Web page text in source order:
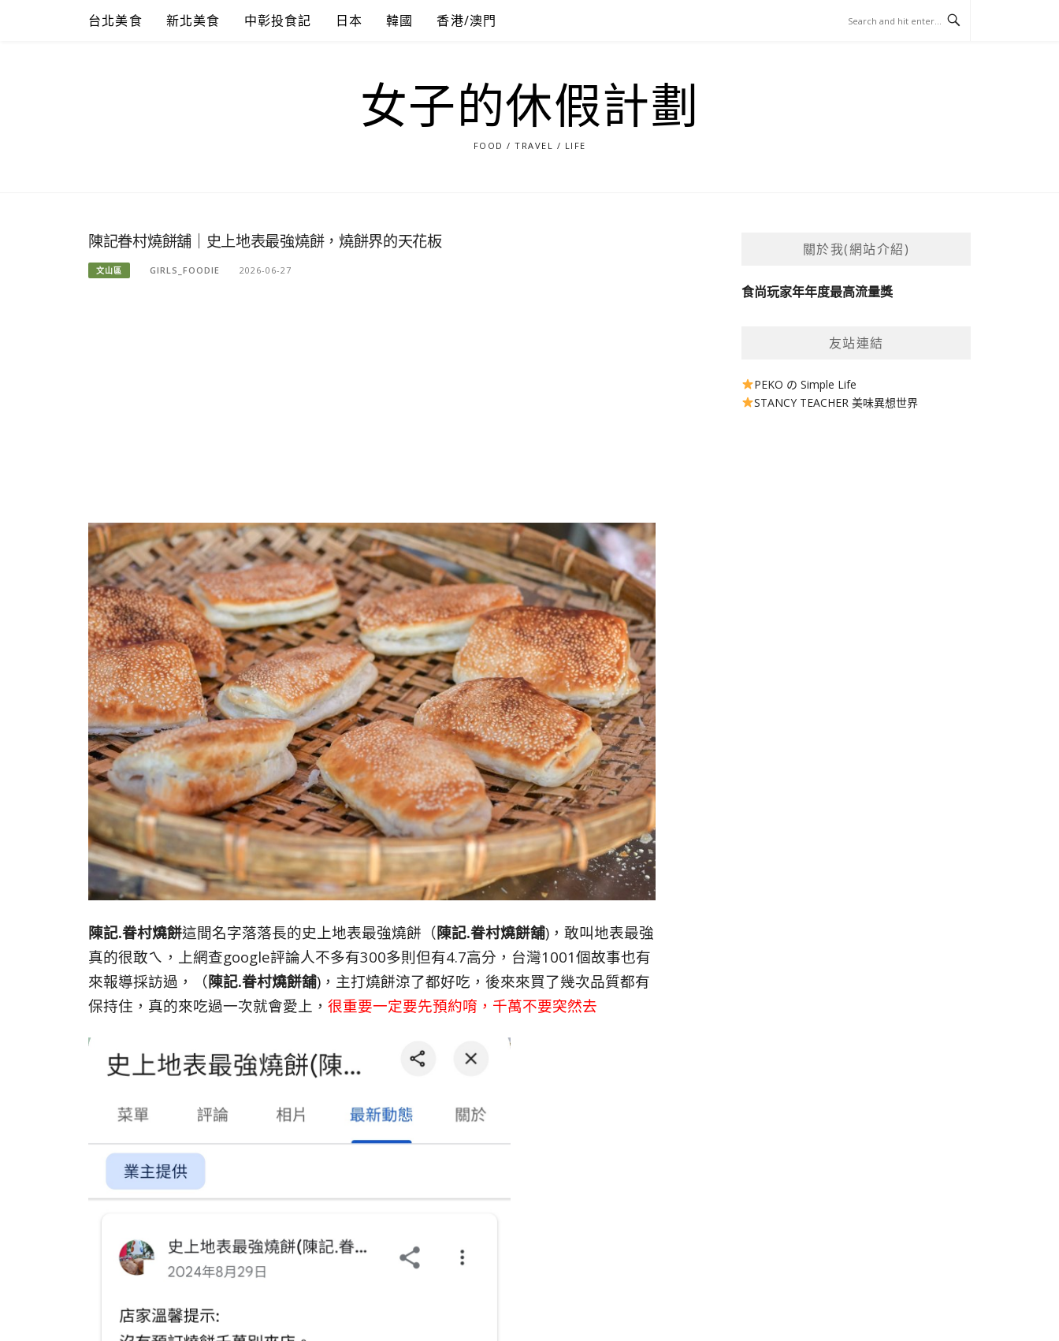
台北美食 新北美食 中彰投食記 日本 韓國 香港/澳門
女子的休假計劃
FOOD / TRAVEL / LIFE
陳記眷村燒餅舖｜史上地表最強燒餅，燒餅界的天花板
文山區 GIRLS_FOODIE 2026-06-27
陳記.眷村燒餅這間名字落落長的史上地表最強燒餅（陳記.眷村燒餅舖)，敢叫地表最強
真的很敢ㄟ，上網查google評論人不多有300多則但有4.7高分，台灣1001個故事也有
來報導採訪過，（陳記.眷村燒餅舖)，主打燒餅涼了都好吃，後來來買了幾次品質都有
保持住，真的來吃過一次就會愛上， 很重要一定要先預約唷，千萬不要突然去
關於我(網站介紹)
食尚玩家年年度最高流量獎
友站連結
PEKO の Simple Life
STANCY TEACHER 美味異想世界